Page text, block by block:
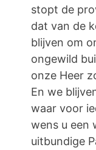
stopt de
dat van de
blijven om
ongewild
onze Heer
En we
waar voor
wens u een
uitbundige